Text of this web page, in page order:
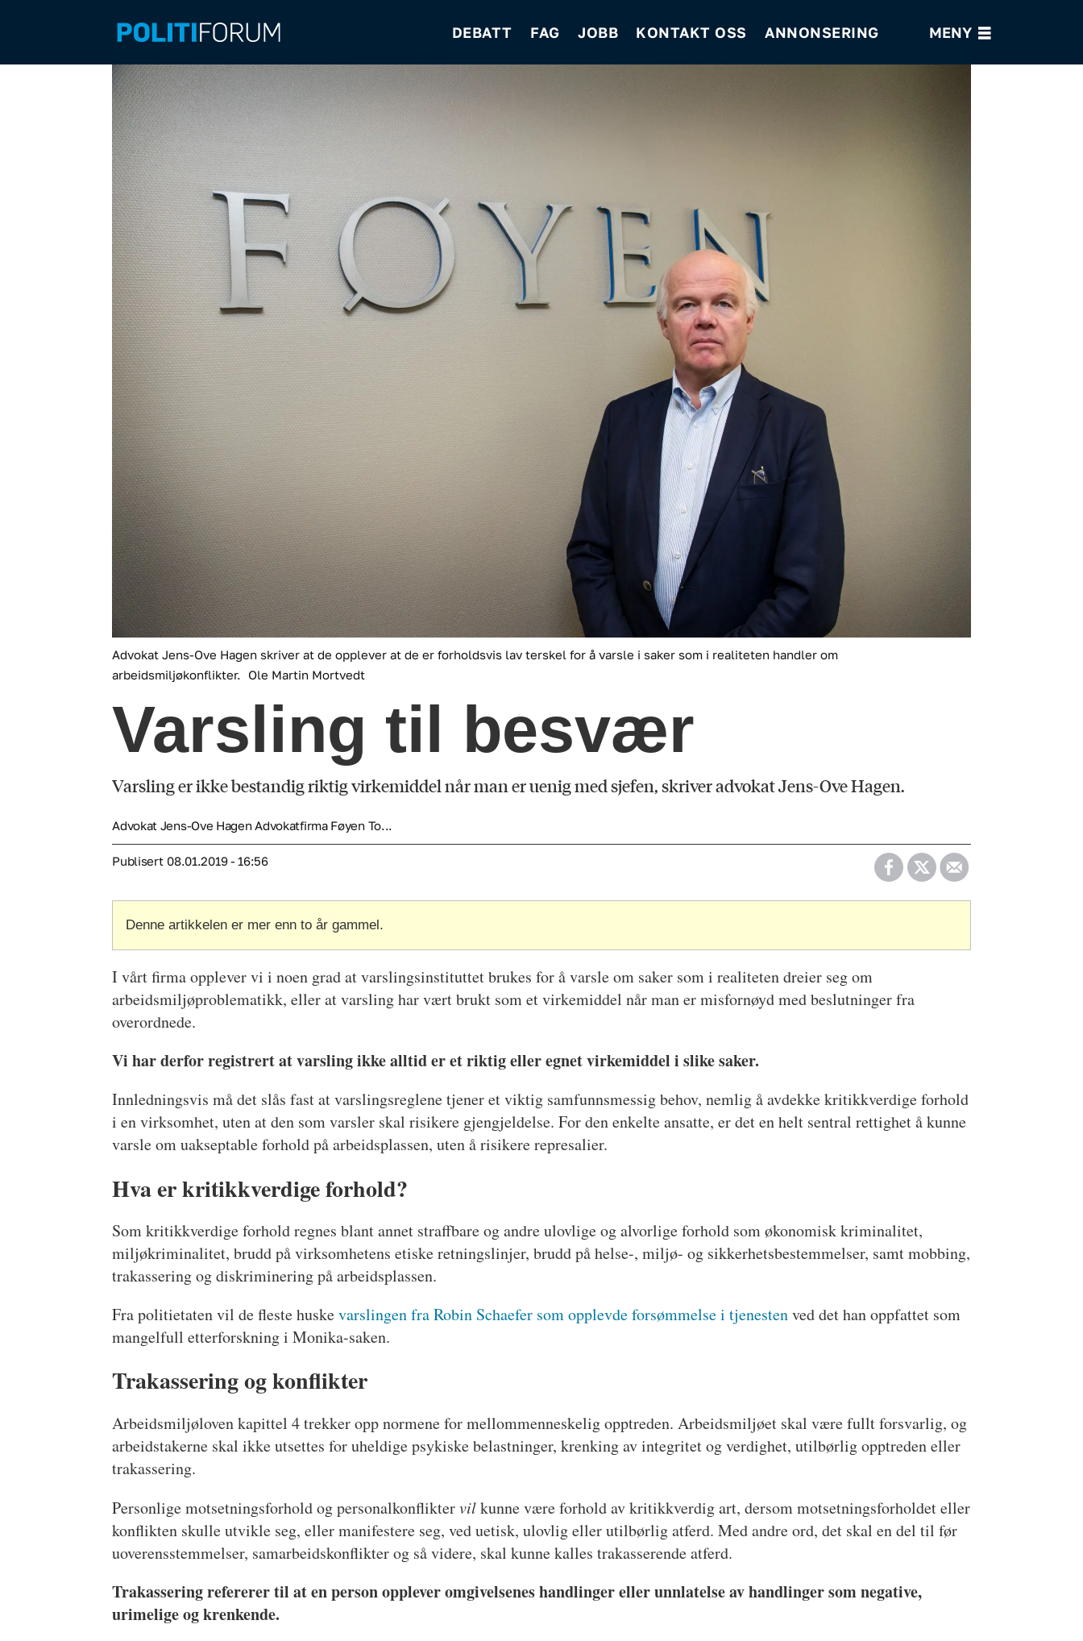
DEBATT FAG JOBB KONTAKT OSS ANNONSERING
Advokat Jens-Ove Hagen skriver at de opplever at de er forholdsvis lav terskel for å varsle i saker som i realiteten handler om
arbeidsmiljøkonflikter.
Ole Martin Mortvedt
Varsling til besvær
Varsling er ikke bestandig riktig virkemiddel når man er uenig med sjefen, skriver advokat Jens-Ove Hagen.
Advokat Jens-Ove Hagen Advokatfirma Føyen To...
Publisert 08.01.2019 - 16:56
Denne artikkelen er mer enn to år gammel.
I vårt firma opplever vi i noen grad at varslingsinstituttet brukes for å varsle om saker som i realiteten dreier seg om
arbeidsmiljøproblematikk, eller at varsling har vært brukt som et virkemiddel når man er misfornøyd med beslutninger fra
overordnede.
Vi har derfor registrert at varsling ikke alltid er et riktig eller egnet virkemiddel i slike saker.
Innledningsvis må det slås fast at varslingsreglene tjener et viktig samfunnsmessig behov, nemlig å avdekke kritikkverdige forhold
i en virksomhet, uten at den som varsler skal risikere gjengjeldelse. For den enkelte ansatte, er det en helt sentral rettighet å kunne
varsle om uakseptable forhold på arbeidsplassen, uten å risikere represalier.
Hva er kritikkverdige forhold?
Som kritikkverdige forhold regnes blant annet straffbare og andre ulovlige og alvorlige forhold som økonomisk kriminalitet,
miljøkriminalitet, brudd på virksomhetens etiske retningslinjer, brudd på helse-, miljø- og sikkerhetsbestemmelser, samt mobbing,
trakassering og diskriminering på arbeidsplassen.
Fra politietaten vil de fleste huskevarslingen fra Robin Schaefer som opplevde forsømmelse i tjenestenved det han oppfattet som
mangelfull etterforskning i Monika-saken.
Trakassering og konflikter
Arbeidsmiljøloven kapittel 4 trekker opp normene for mellommenneskelig opptreden. Arbeidsmiljøet skal være fullt forsvarlig, og
arbeidstakerne skal ikke utsettes for uheldige psykiske belastninger, krenking av integritet og verdighet, utilbørlig opptreden eller
trakassering.
Personlige motsetningsforhold og personalkonfliktervilkunne være forhold av kritikkverdig art, dersom motsetningsforholdet eller
konflikten skulle utvikle seg, eller manifestere seg, ved uetisk, ulovlig eller utilbørlig atferd. Med andre ord, det skal en del til før
uoverensstemmelser, samarbeidskonflikter og så videre, skal kunne kalles trakasserende atferd.
Trakassering refererer til at en person opplever omgivelsenes handlinger eller unnlatelse av handlinger som negative,
urimelige og krenkende.